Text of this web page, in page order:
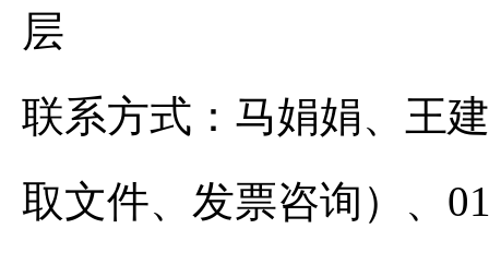
联系方式：马娟娟、王
取文件、发票咨询）、